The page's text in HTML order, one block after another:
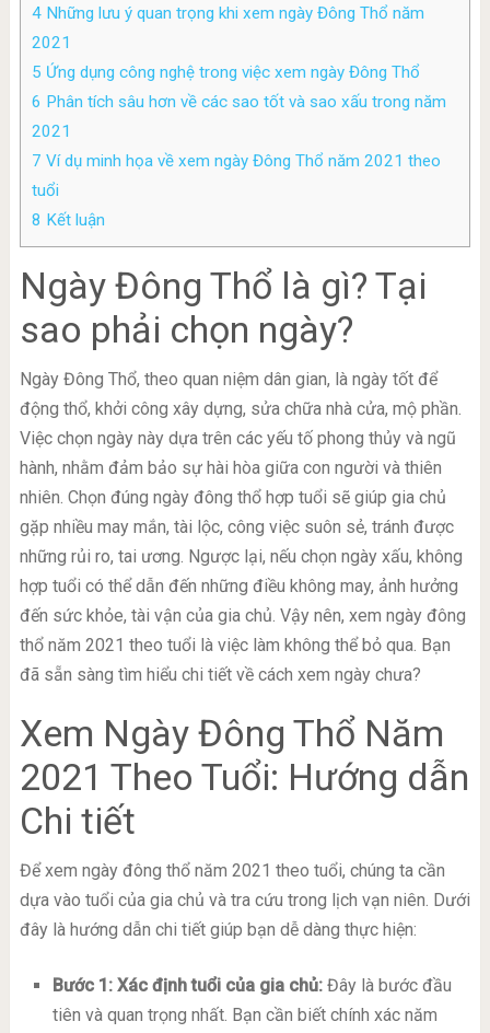
4Những lưu ý quan trọng khi xem ngày Đông Thổ năm
2021
5 Ứng dụng công nghệ trong việc xem ngày Đông Thổ
6 Phân tích sâu hơn về các sao tốt và sao xấu trong năm
2021
7 Ví dụ minh họa về xem ngày Đông Thổ năm 2021 theo
tuổi
8 Kết luận
Ngày Đông Thổ là gì? Tại
sao phải chọn ngày?
Ngày Đông Thổ, theo quan niệm dân gian, là ngày tốt để
động thổ, khởi công xây dựng, sửa chữa nhà cửa, mộ phần.
Việc chọn ngày này dựa trên các yếu tố phong thủy và ngũ
hành, nhằm đảm bảo sự hài hòa giữa con người và thiên
nhiên. Chọn đúng ngày đông thổ hợp tuổi sẽ giúp gia chủ
gặp nhiều may mắn, tài lộc, công việc suôn sẻ, tránh được
những rủi ro, tai ương. Ngược lại, nếu chọn ngày xấu, không
hợp tuổi có thể dẫn đến những điều không may, ảnh hưởng
đến sức khỏe, tài vận của gia chủ. Vậy nên, xem ngày đông
thổ năm 2021 theo tuổi là việc làm không thể bỏ qua. Bạn
đã sẵn sàng tìm hiểu chi tiết về cách xem ngày chưa?
Xem Ngày Đông Thổ Năm
2021 Theo Tuổi: Hướng dẫn
Chi tiết
Để xem ngày đông thổ năm 2021 theo tuổi, chúng ta cần
dựa vào tuổi của gia chủ và tra cứu trong lịch vạn niên. Dưới
đây là hướng dẫn chi tiết giúp bạn dễ dàng thực hiện:
Bước 1: Xác định tuổi của gia chủ:Đây là bước đầu
tiên và quan trọng nhất. Bạn cần biết chính xác năm